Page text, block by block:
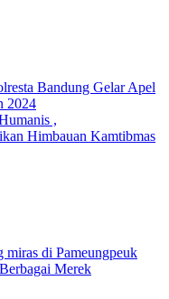
Bandung Gelar Apel
2024
,
Himbauan Kamtibmas
miras di Pameungpeuk
Merek